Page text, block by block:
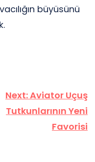
büyüsünü
Next:Aviator Uçuş
Tutkunlarının Yeni
Favorisi